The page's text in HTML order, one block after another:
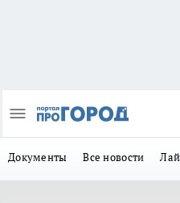
Документы Все новости